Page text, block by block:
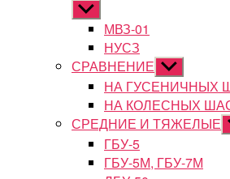
Показывать
подменюМВЗ-01
НУСЗ
СРАВНЕНИЕ Показывать
подменю
НА ГУСЕНИЧНЫХ
НА КОЛЕСНЫХ
СРЕДНИЕ И ТЯЖЕЛЫЕ
ГБУ-5
ГБУ-5М, ГБУ-7М